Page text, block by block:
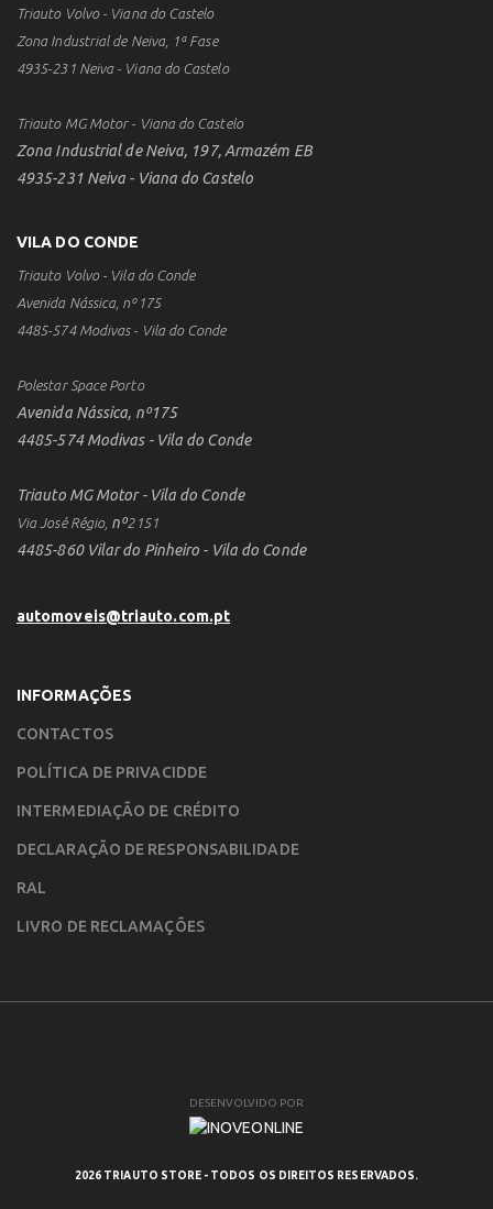
Triauto Volvo - Viana do Castelo
Zona Industrial de Neiva, 1ª Fase
4935-231 Neiva - Viana do Castelo
Triauto MG Motor - Viana do Castelo
Zona Industrial de Neiva, 197, Armazém EB
4935-231 Neiva - Viana do Castelo
VILA DO CONDE
Triauto Volvo - Vila do Conde
Avenida Nássica, nº175
4485-574 Modivas - Vila do Conde
Polestar Space Porto
Avenida Nássica, nº175
4485-574 Modivas - Vila do Conde
Triauto MG Motor - Vila do Conde
Via José Régio, nº2151
4485-860 Vilar do Pinheiro - Vila do Conde
automoveis@triauto.com.pt
INFORMAÇÕES
CONTACTOS
POLÍTICA DE PRIVACIDDE
INTERMEDIAÇÃO DE CRÉDITO
DECLARAÇÃO DE RESPONSABILIDADE
RAL
LIVRO DE RECLAMAÇÕES
DESENVOLVIDO POR
2026 TRIAUTO STORE - TODOS OS DIREITOS RESERVADOS.